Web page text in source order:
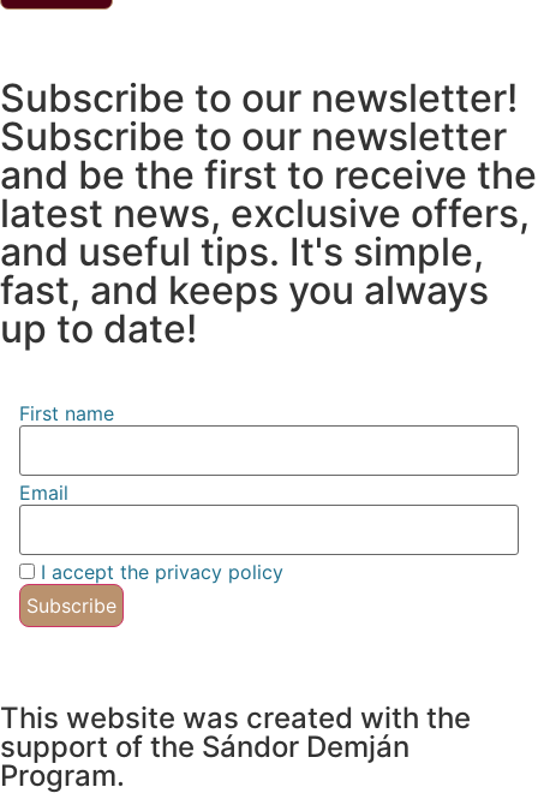
Subscribe to our newsletter!
Subscribe to our newsletter
and be the first to receive the
latest news, exclusive offers,
and useful tips. It's simple,
fast, and keeps you always
up to date!
First name
Email
I accept the privacy policy
This website was created with the
support of the Sándor Demján
Program.